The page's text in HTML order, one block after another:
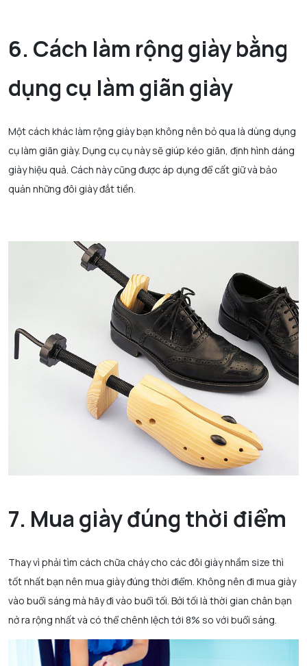
6. Cách làm rộng giày bằng
dụng cụ làm giãn giày
Một cách khác làm rộng giày bạn không nên bỏ qua là dùng dụng
cụ làm giãn giày. Dụng cụ cụ này sẽ giúp kéo giãn, định hình dáng
giày hiệu quả. Cách này cũng được áp dụng để cất giữ và bảo
quản những đôi giày đắt tiền.
7. Mua giày đúng thời điểm
Thay vì phải tìm cách chữa cháy cho các đôi giày nhầm size thì
tốt nhất bạn nên mua giày đúng thời điểm. Không nên đi mua giày
vào buổi sáng mà hãy đi vào buổi tối. Bởi tối là thời gian chân bạn
nở ra rộng nhất và có thể chênh lệch tới 8% so với buổi sáng.